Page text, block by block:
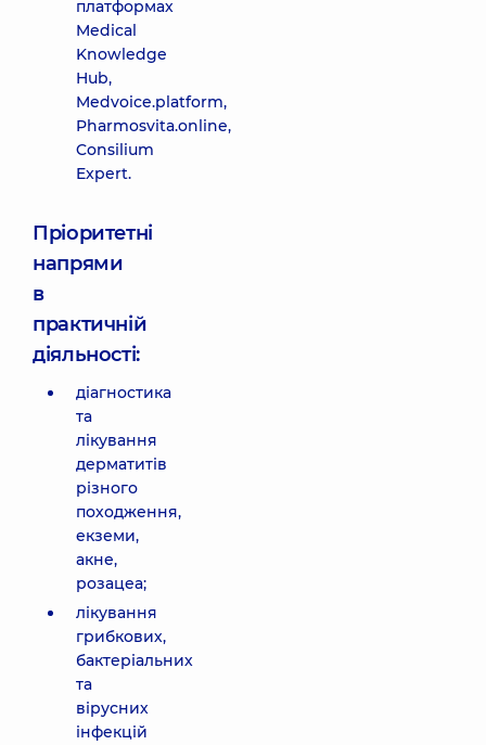
платформах
Medical
Knowledge
Hub,
Medvoice.platform,
Pharmosvita.online,
Consilium
Expert.
Пріоритетні
напрями
в
практичній
діяльності:
діагностика
та
лікування
дерматитів
різного
походження,
екземи,
акне,
розацеа;
лікування
грибкових,
бактеріальних
та
вірусних
інфекцій